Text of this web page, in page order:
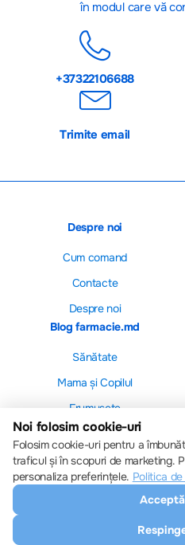
în modul care vă
+37322106688
Trimite email
Despre noi
Cum comand
Contacte
Despre noi
Blog farmacie.md
Sănătate
Mama și Copilul
Frumusețe
Setări
Politica de
Noi folosim cookie-uri
Folosim cookie-uri pentru a
traficul și în scopuri de marketing.
personaliza preferințele. Politica